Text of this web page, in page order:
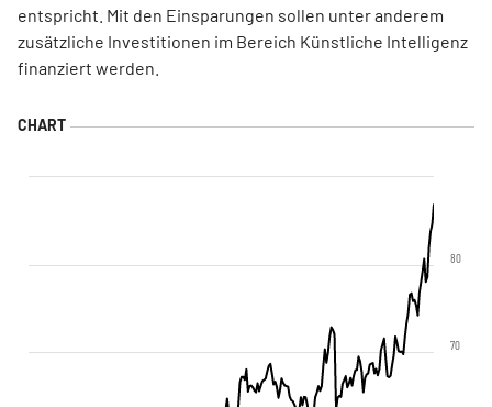
entspricht. Mit den Einsparungen sollen unter anderem
zusätzliche Investitionen im Bereich Künstliche Intelligenz
finanziert werden.
70
80